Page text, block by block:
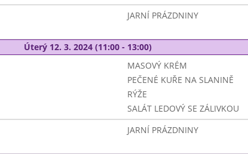
JARNÍ PRÁZDNINY
Úterý 12. 3. 2024 (11:00 - 13:00)
MASOVÝ KRÉM
PEČENÉ KUŘE NA SLANINĚ
RÝŽE
SALÁT LEDOVÝ SE ZÁLIVKOU
JARNÍ PRÁZDNINY